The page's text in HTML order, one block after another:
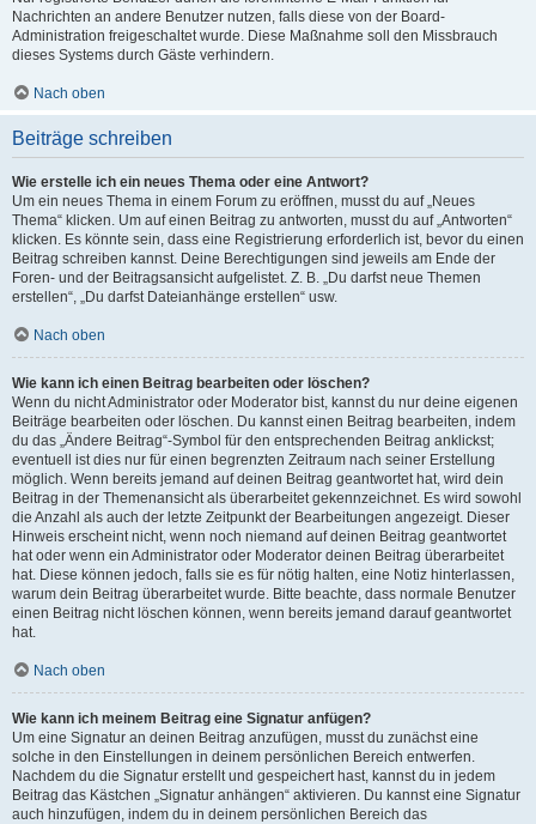
Nachrichten an andere Benutzer nutzen, falls diese von der Board-
Administration freigeschaltet wurde. Diese Maßnahme soll den Missbrauch
dieses Systems durch Gäste verhindern.
Nach oben
Beiträge schreiben
Wie erstelle ich ein neues Thema oder eine Antwort?
Um ein neues Thema in einem Forum zu eröffnen, musst du auf „Neues
Thema“ klicken. Um auf einen Beitrag zu antworten, musst du auf „Antworten“
klicken. Es könnte sein, dass eine Registrierung erforderlich ist, bevor du einen
Beitrag schreiben kannst. Deine Berechtigungen sind jeweils am Ende der
Foren- und der Beitragsansicht aufgelistet. Z. B. „Du darfst neue Themen
erstellen“, „Du darfst Dateianhänge erstellen“ usw.
Nach oben
Wie kann ich einen Beitrag bearbeiten oder löschen?
Wenn du nicht Administrator oder Moderator bist, kannst du nur deine eigenen
Beiträge bearbeiten oder löschen. Du kannst einen Beitrag bearbeiten, indem
du das „Ändere Beitrag“-Symbol für den entsprechenden Beitrag anklickst;
eventuell ist dies nur für einen begrenzten Zeitraum nach seiner Erstellung
möglich. Wenn bereits jemand auf deinen Beitrag geantwortet hat, wird dein
Beitrag in der Themenansicht als überarbeitet gekennzeichnet. Es wird sowohl
die Anzahl als auch der letzte Zeitpunkt der Bearbeitungen angezeigt. Dieser
Hinweis erscheint nicht, wenn noch niemand auf deinen Beitrag geantwortet
hat oder wenn ein Administrator oder Moderator deinen Beitrag überarbeitet
hat. Diese können jedoch, falls sie es für nötig halten, eine Notiz hinterlassen,
warum dein Beitrag überarbeitet wurde. Bitte beachte, dass normale Benutzer
einen Beitrag nicht löschen können, wenn bereits jemand darauf geantwortet
hat.
Nach oben
Wie kann ich meinem Beitrag eine Signatur anfügen?
Um eine Signatur an deinen Beitrag anzufügen, musst du zunächst eine
solche in den Einstellungen in deinem persönlichen Bereich entwerfen.
Nachdem du die Signatur erstellt und gespeichert hast, kannst du in jedem
Beitrag das Kästchen „Signatur anhängen“ aktivieren. Du kannst eine Signatur
auch hinzufügen, indem du in deinem persönlichen Bereich das